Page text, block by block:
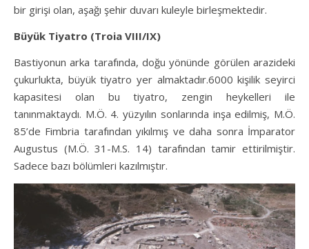
bir girişi olan, aşağı şehir duvarı kuleyle birleşmektedir.
Büyük Tiyatro (Troia VIII/IX)
Bastiyonun arka tarafında, doğu yönünde görülen arazideki
çukurlukta, büyük tiyatro yer almaktadır.6000 kişilik seyirci
kapasitesi olan bu tiyatro, zengin heykelleri ile
tanınmaktaydı. M.Ö. 4. yüzyılın sonlarında inşa edilmiş, M.Ö.
85’de Fimbria tarafından yıkılmış ve daha sonra İmparator
Augustus (M.Ö. 31-M.S. 14) tarafından tamir ettirilmiştir.
Sadece bazı bölümleri kazılmıştır.